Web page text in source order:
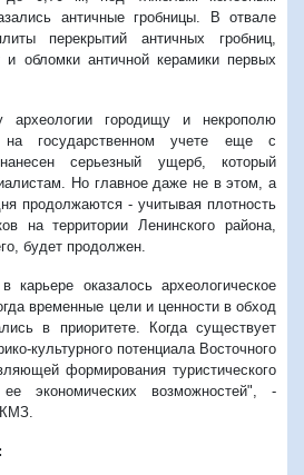
античные гробницы. В отвале
перекрытий античных гробниц,
и обломки античной керамики первых
археологии городищу и некрополю
на государственном учете еще с
серьезный ущерб, который
Но главное даже не в этом, а
продолжаются - учитывая плотность
на территории Ленинского района,
будет продолжен.
карьере оказалось археологическое
временные цели и ценности в обход
в приоритете. Когда существует
культурного потенциала Восточного
формирования туристического
экономических возможностей", -